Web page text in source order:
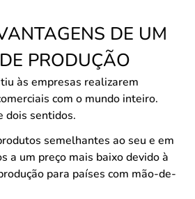
DE UM
PRODUÇÃO
às empresas realizarem
com o mundo inteiro.
dois sentidos.
semelhantes ao seu e em
a um preço mais baixo devido à
para países com mão-de-